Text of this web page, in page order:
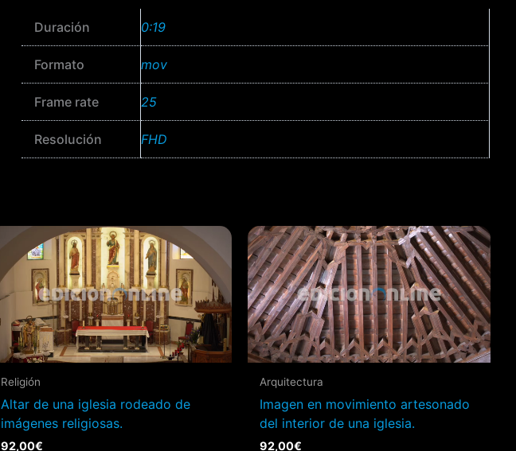
cielo
cantidad
Duración 0:19
Formato mov
Frame rate 25
Resolución FHD
Religión
Altar de una iglesia rodeado de
imágenes religiosas.
92,00€
Arquitectura
Imagen en movimiento artesonado
del interior de una iglesia.
92,00€